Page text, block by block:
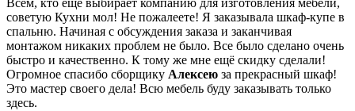
советую Кухни мол! Не пожалеете! Я заказывала шкаф-купе в
спальню. Начиная с обсуждения заказа и заканчивая
монтажом никаких проблем не было. Все было сделано очень
быстро и качественно. К тому же мне ещё скидку сделали!
Огромное спасибо сборщику Алексею за прекрасный шкаф!
Это мастер своего дела! Всю мебель буду заказывать только
здесь.